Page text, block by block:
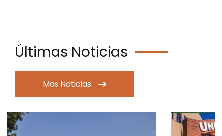
Últimas Noticias
Mas Noticias